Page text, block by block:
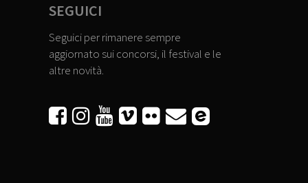
SEGUICI
Seguici per rimanere sempre
aggiornato sui concorsi, il festival e le
altre novità.
     